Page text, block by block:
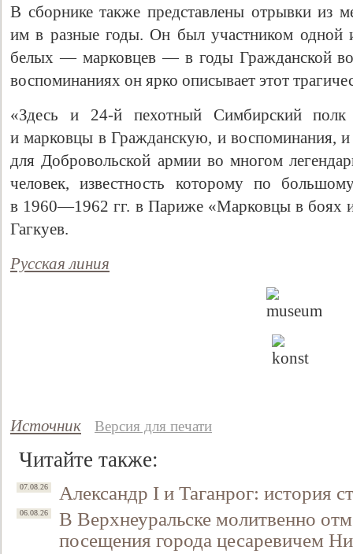
В сборнике также представлены отрывки из
им в разные годы. Он был участником одной
белых — марковцев — в годы Гражданской
воспоминаниях он ярко описывает этот
«Здесь и 24-й пехотный Симбирский
и марковцы в Гражданскую, и воспоминания,
для Добровольской армии во многом
человек, известность которому по
в 1960—1962 гг. в Париже «Марковцы в боях
Гагкуев.
Русская линия
Источник Версия для печати
Читайте также:
07.08.26 Александр I и Таганрог: история
06.08.26
В Верхнеуральске молитвенно
посещения города цесаревичем